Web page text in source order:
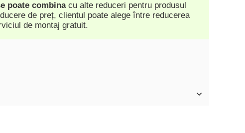
poate combinacu alte reduceri pentru produsul
de preț, clientul poate alege între reducerea
de montaj gratuit.